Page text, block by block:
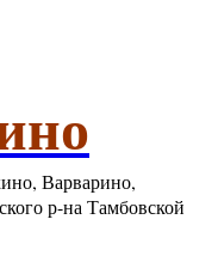
Варварино,
р-на Тамбовской